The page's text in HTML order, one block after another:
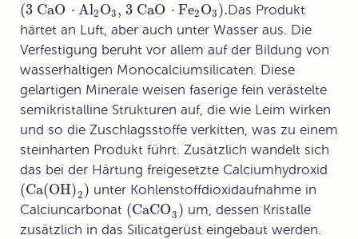
(3 CaO ⋅ Al2O3, 3 CaO ⋅ Fe2O3).Das Produkt
härtet an Luft, aber auch unter Wasser aus. Die
Verfestigung beruht vor allem auf der Bildung von
wasserhaltigen Monocalciumsilicaten. Diese
gelartigen Minerale weisen faserige fein verästelte
semikristalline Strukturen auf, die wie Leim wirken
und so die Zuschlagsstoffe verkitten, was zu einem
steinharten Produkt führt. Zusätzlich wandelt sich
das bei der Härtung freigesetzte Calciumhydroxid
(Ca(OH)2) unter Kohlenstoffdioxidaufnahme in
Calciuncarbonat (CaCO3) um, dessen Kristalle
zusätzlich in das Silicatgerüst eingebaut werden.